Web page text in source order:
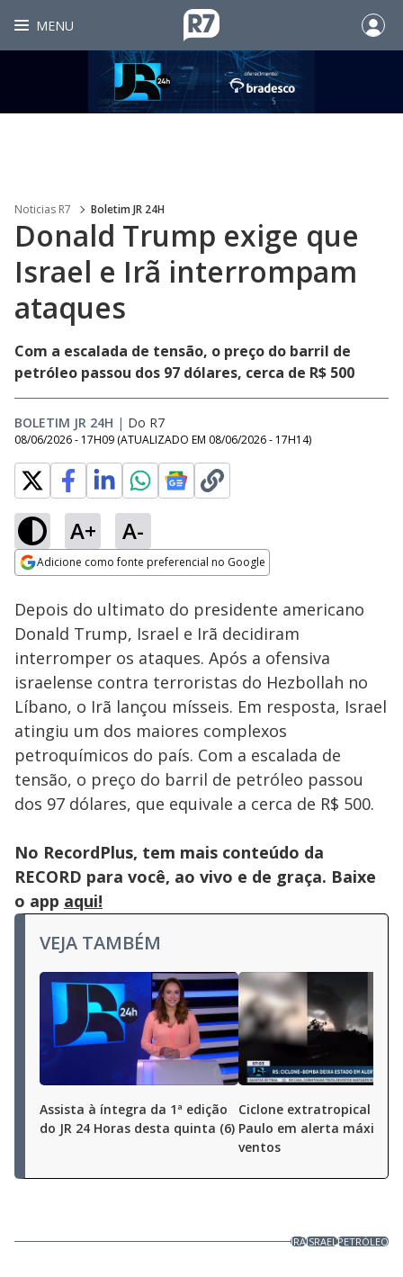
MENU
Noticias R7 Boletim JR 24H
Donald Trump exige que
Israel e Irã interrompam
ataques
Com a escalada de tensão, o preço do barril de
petróleo passou dos 97 dólares, cerca de R$ 500
BOLETIM JR 24H | Do R7
08/06/2026 - 17H09 (ATUALIZADO EM 08/06/2026 - 17H14)
A+ A-
Adicione como fonte preferencial no Google
Ativar
100.00%
Depois do ultimato do presidente americano
Donald Trump, Israel e Irã decidiram
interromper os ataques. Após a ofensiva
israelense contra terroristas do Hezbollah no
Líbano, o Irã lançou mísseis. Em resposta, Israel
atingiu um dos maiores complexos
petroquímicos do país. Com a escalada de
tensão, o preço do barril de petróleo passou
dos 97 dólares, que equivale a cerca de R$ 500.
No RecordPlus, tem mais conteúdo da
RECORD para você, ao vivo e de graça. Baixe
o app aqui!
VEJA TAMBÉM
Assista à íntegra da 1ª edição
do JR 24 Horas desta quinta (6)
Ciclone extratropical
Paulo em alerta máximo
ventos
IRÃISRAELPETRÓLEO